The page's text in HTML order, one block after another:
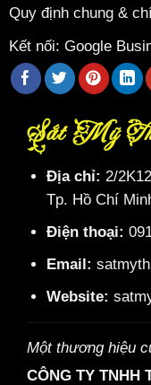
Quy định chung &
Kết nối: Google
Sắt Mỹ
Địa chỉ: 2/
Tp. Hồ Chí
Điện thoại:
Email:
Website:
Một thương hiệu
CÔNG TY TNHH